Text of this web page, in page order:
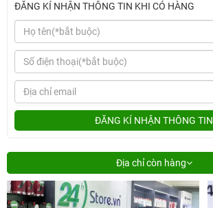
ĐĂNG KÍ NHẬN THÔNG TIN KHI CÓ HÀNG
ĐĂNG KÍ NHẬN THÔNG TIN
Địa chỉ còn hàng